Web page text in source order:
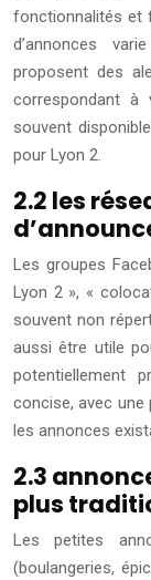
fonctionnalités et
d’annonces
proposent des
correspondant à
souvent
pour Lyon 2.
2.2 les
Les groupes
Lyon 2 », «
souvent non
aussi être utile
potentiellement
concise, avec une
les annonces
2.3
plus
Les petites
(boulangeries,